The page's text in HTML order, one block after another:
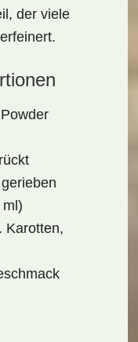
der viele
Karotten,